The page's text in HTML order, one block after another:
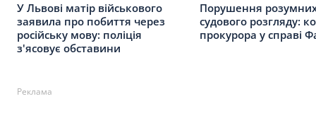
У Львові матір військового
заявила про побиття через
російську мову: поліція
з'ясовує обставини
Порушення розумних
судового розгляду:
прокурора у справі
Реклама